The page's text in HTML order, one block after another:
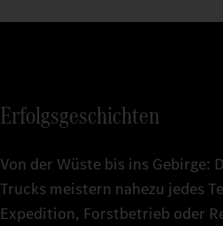
Erfolgsgeschichten
Von der Wüste bis ins Gebirge:
Trucks meistern nahezu jedes
Expedition, Forstbetrieb oder